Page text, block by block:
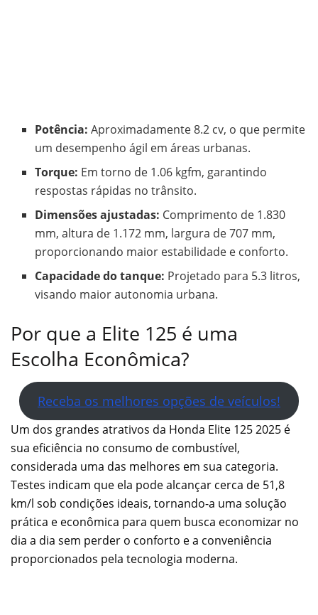
Potência: Aproximadamente 8.2 cv, o que permite
um desempenho ágil em áreas urbanas.
Torque: Em torno de 1.06 kgfm, garantindo
respostas rápidas no trânsito.
Dimensões ajustadas: Comprimento de 1.830
mm, altura de 1.172 mm, largura de 707 mm,
proporcionando maior estabilidade e conforto.
Capacidade do tanque: Projetado para 5.3 litros,
visando maior autonomia urbana.
Por que a Elite 125 é uma
Escolha Econômica?
Receba os melhores opções de veículos!
Um dos grandes atrativos da Honda Elite 125 2025 é
sua eficiência no consumo de combustível,
considerada uma das melhores em sua categoria.
Testes indicam que ela pode alcançar cerca de 51,8
km/l sob condições ideais, tornando-a uma solução
prática e econômica para quem busca economizar no
dia a dia sem perder o conforto e a conveniência
proporcionados pela tecnologia moderna.